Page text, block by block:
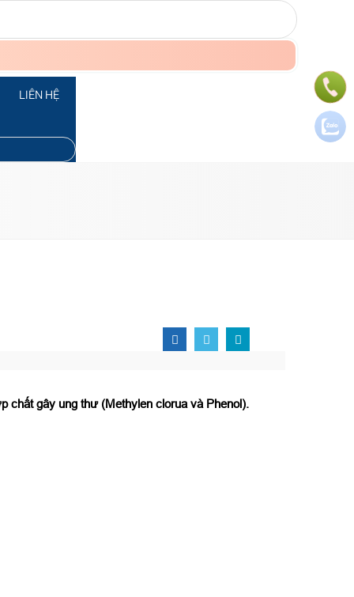
LIÊN HỆ
chất gây ung thư (Methylen clorua và Phenol).